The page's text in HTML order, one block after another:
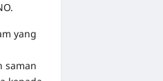
yang
saman